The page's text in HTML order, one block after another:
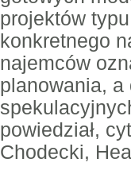
projektów
konkretnego
najemców
planowania,
powiedział,
Chodecki,